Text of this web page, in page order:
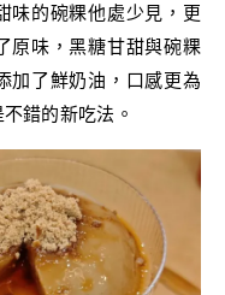
味的碗粿他處少見，更
原味，黑糖甘甜與碗粿
加了鮮奶油，口感更為
錯的新吃法。